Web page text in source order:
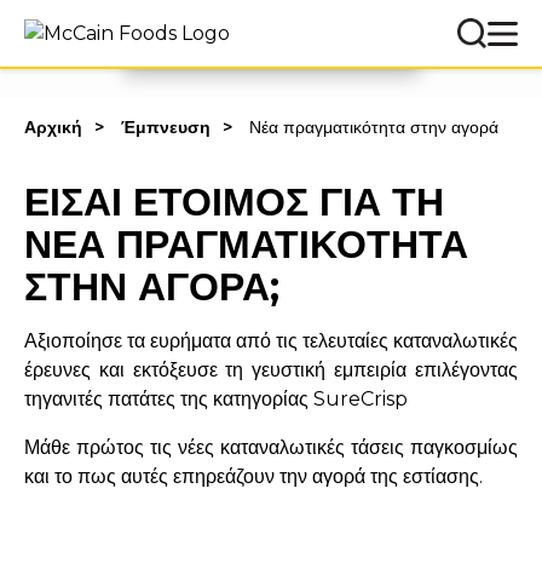
ΔΙΑΒΑΣΕ ΤΗΝ ΕΡΕΥΝΑ
Αρχική Έμπνευση Νέα πραγματικότητα στην αγορά
ΕΙΣΑΙ ΕΤΟΙΜΟΣ ΓΙΑ ΤΗ
ΝΕΑ ΠΡΑΓΜΑΤΙΚΟΤΗΤΑ
ΣΤΗΝ ΑΓΟΡΑ;
Αξιοποίησε τα ευρήματα από τις τελευταίες καταναλωτικές
έρευνες και εκτόξευσε τη γευστική εμπειρία επιλέγοντας
τηγανιτές πατάτες της κατηγορίας SureCrisp
Μάθε πρώτος τις νέες καταναλωτικές τάσεις παγκοσμίως
και το πως αυτές επηρεάζουν την αγορά της εστίασης.